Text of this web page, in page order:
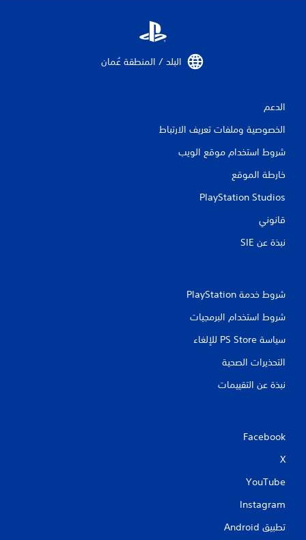
البلد / المنطقة عُمان‏
الدعم
الخصوصية وملفات تعريف الارتباط
شروط استخدام موقع الويب
خارطة الموقع
PlayStation Studios
قانوني
نبذة عن SIE‏
شروط خدمة PlayStation‏
شروط استخدام البرمجيات
سياسة PS Store للإلغاء
التحذيرات الصحية
نبذة عن التقييمات
Facebook
X
YouTube
Instagram
تطبيق Android‏